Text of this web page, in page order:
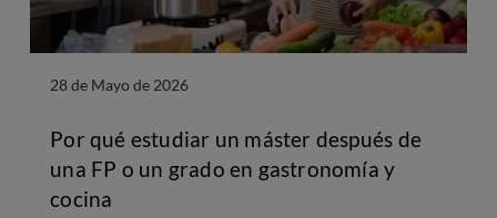
28 de Mayo de 2026
Por qué estudiar un máster después de
una FP o un grado en gastronomía y
cocina